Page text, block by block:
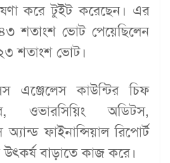
করে টুইট করেছেন। এর
শতাংশ ভোট পেয়েছিলেন
শতাংশ ভোট।
এঞ্জেলেস কাউন্টির চিফ
ওভারসিয়িং অডিটস,
ফাইনান্সিয়াল রিপোর্ট
উৎকর্ষ বাড়াতে কাজ করে।